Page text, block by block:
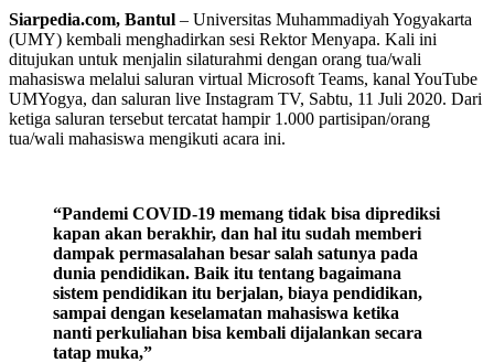
Siarpedia.com, Bantul – Universitas Muhammadiyah Yogyakarta
(UMY) kembali menghadirkan sesi Rektor Menyapa. Kali ini
ditujukan untuk menjalin silaturahmi dengan orang tua/wali
mahasiswa melalui saluran virtual Microsoft Teams, kanal YouTube
UMYogya, dan saluran live Instagram TV, Sabtu, 11 Juli 2020. Dari
ketiga saluran tersebut tercatat hampir 1.000 partisipan/orang
tua/wali mahasiswa mengikuti acara ini.
“Pandemi COVID-19 memang tidak bisa diprediksi
kapan akan berakhir, dan hal itu sudah memberi
dampak permasalahan besar salah satunya pada
dunia pendidikan. Baik itu tentang bagaimana
sistem pendidikan itu berjalan, biaya pendidikan,
sampai dengan keselamatan mahasiswa ketika
nanti perkuliahan bisa kembali dijalankan secara
tatap muka,”